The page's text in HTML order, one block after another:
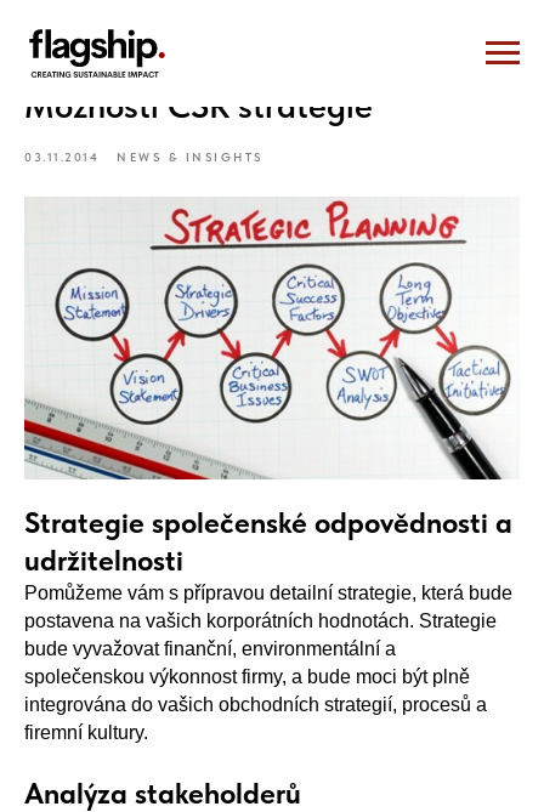
Možnosti CSR strategie
03.11.2014 NEWS & INSIGHTS
Strategie společenské odpovědnosti a
udržitelnosti
Pomůžeme vám s přípravou detailní strategie, která bude
postavena na vašich korporátních hodnotách. Strategie
bude vyvažovat finanční, environmentální a
společenskou výkonnost firmy, a bude moci být plně
integrována do vašich obchodních strategií, procesů a
firemní kultury.
Analýza stakeholderů